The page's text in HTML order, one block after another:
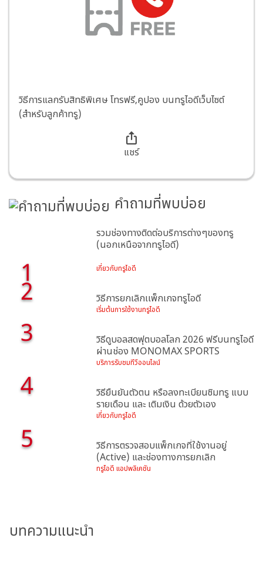
วิธีการแลกรับสิทธิพิเศษ โทรฟรี,คูปอง บนทรูไอดีเว็บไซต์
(สำหรับลูกค้าทรู)
แชร์
คำถามที่พบบ่อย
1
รวมช่องทางติดต่อบริการต่างๆของทรู
(นอกเหนือจากทรูไอดี)
เกี่ยวกับทรูไอดี
2 วิธีการยกเลิกเเพ็กเกจทรูไอดี
เริ่มต้นการใช้งานทรูไอดี
3
วิธีดูบอลสดฟุตบอลโลก 2026 ฟรีบนทรูไอดี
ผ่านช่อง MONOMAX SPORTS
บริการรับชมทีวีออนไลน์
4
วิธียืนยันตัวตน หรือลงทะเบียนซิมทรู แบบ
รายเดือน และ เติมเงิน ด้วยตัวเอง
เกี่ยวกับทรูไอดี
5
วิธีการตรวจสอบแพ็กเกจที่ใช้งานอยู่
(Active) และช่องทางการยกเลิก
ทรูไอดี แอปพลิเคชัน
บทความแนะนำ